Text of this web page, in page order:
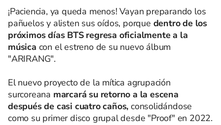
¡Paciencia, ya queda menos! Vayan preparando los
pañuelos y alisten sus oídos, porque dentro de los
próximos días BTS regresa oficialmente a la
música con el estreno de su nuevo álbum
"ARIRANG".
El nuevo proyecto de la mítica agrupación
surcoreana marcará su retorno a la escena
después de casi cuatro caños, consolidándose
como su primer disco grupal desde "Proof" en 2022.